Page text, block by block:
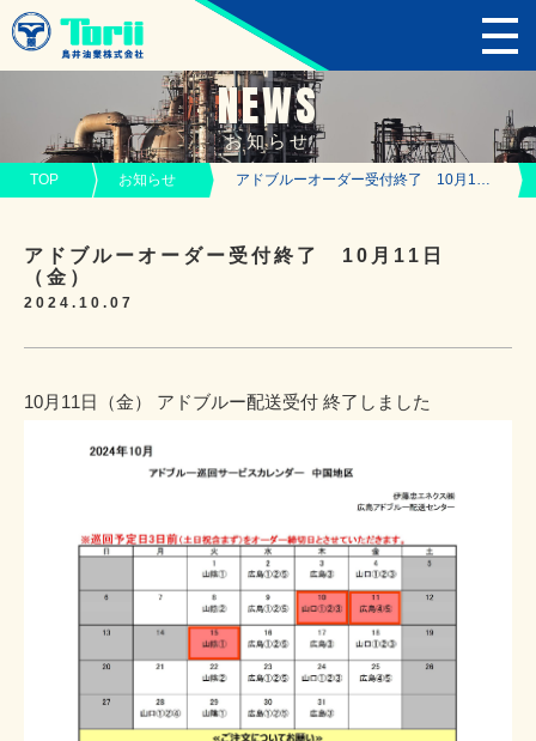
NEWS
お知らせ
TOP お知らせ アドブルーオーダー受付終了 10月11日（金）
アドブルーオーダー受付終了 10月11日
（金）
2024.10.07
10月11日（金） アドブルー配送受付 終了しました